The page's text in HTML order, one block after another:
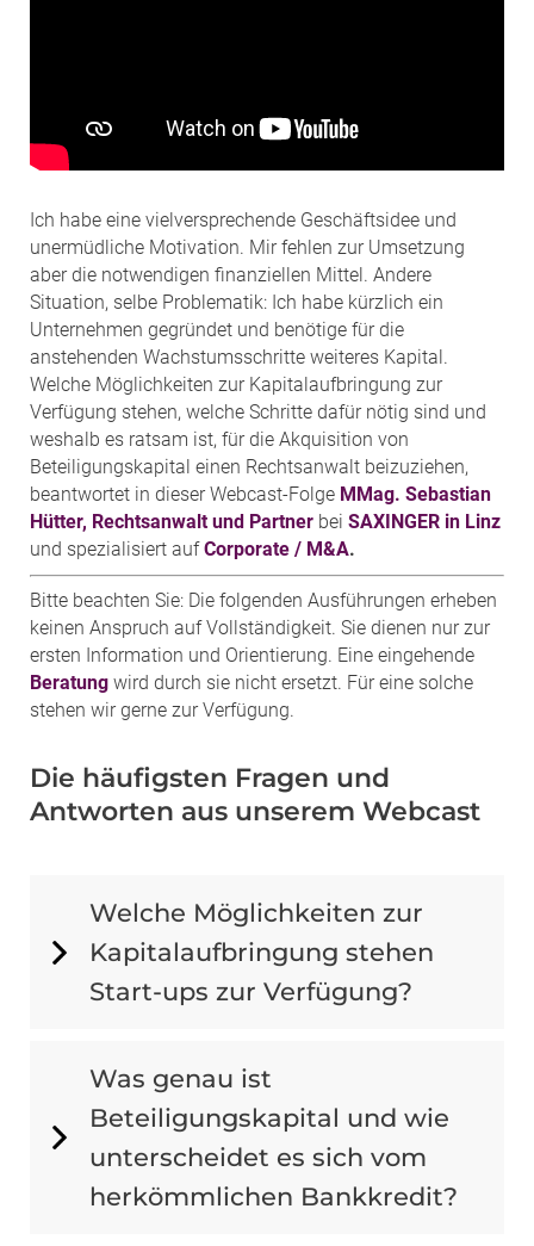
Ich habe eine vielversprechende Geschäftsidee und
unermüdliche Motivation. Mir fehlen zur Umsetzung
aber die notwendigen finanziellen Mittel. Andere
Situation, selbe Problematik: Ich habe kürzlich ein
Unternehmen gegründet und benötige für die
anstehenden Wachstumsschritte weiteres Kapital.
Welche Möglichkeiten zur Kapitalaufbringung zur
Verfügung stehen, welche Schritte dafür nötig sind und
weshalb es ratsam ist, für die Akquisition von
Beteiligungskapital einen Rechtsanwalt beizuziehen,
beantwortet in dieser Webcast-Folge MMag. Sebastian
Hütter, Rechtsanwalt und Partner bei SAXINGER in Linz
und spezialisiert aufCorporate / M&A.
Bitte beachten Sie: Die folgenden Ausführungen erheben
keinen Anspruch auf Vollständigkeit. Sie dienen nur zur
ersten Information und Orientierung. Eine eingehende
Beratung wird durch sie nicht ersetzt. Für eine solche
stehen wir gerne zur Verfügung.
Die häufigsten Fragen und
Antworten aus unserem Webcast
Welche Möglichkeiten zur
Kapitalaufbringung stehen
Start-ups zur Verfügung?
Was genau ist
Beteiligungskapital und wie
unterscheidet es sich vom
herkömmlichen Bankkredit?